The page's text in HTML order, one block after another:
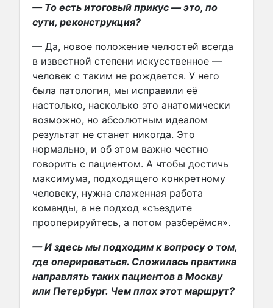
— То есть итоговый прикус — это, по
сути, реконструкция?
— Да, новое положение челюстей всегда
в известной степени искусственное —
человек с таким не рождается. У него
была патология, мы исправили её
настолько, насколько это анатомически
возможно, но абсолютным идеалом
результат не станет никогда. Это
нормально, и об этом важно честно
говорить с пациентом. А чтобы достичь
максимума, подходящего конкретному
человеку, нужна слаженная работа
команды, а не подход «съездите
прооперируйтесь, а потом разберёмся».
— И здесь мы подходим к вопросу о том,
где оперироваться. Сложилась практика
направлять таких пациентов в Москву
или Петербург. Чем плох этот маршрут?